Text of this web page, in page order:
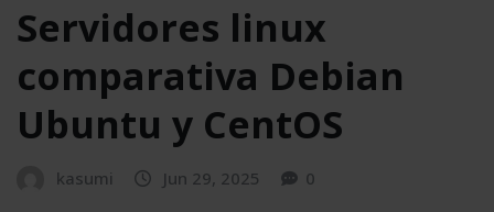
Servidores linux
comparativa Debian
Ubuntu y CentOS
kasumi Jun 29, 2025 0